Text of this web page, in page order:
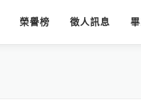
榮譽榜 徵人訊息